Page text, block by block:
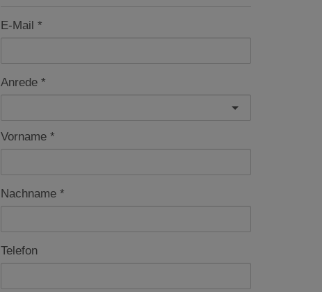
E-Mail
Anrede
Vorname
Nachname
Telefon